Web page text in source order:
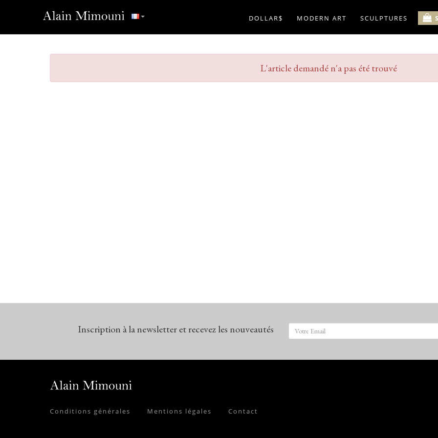
DOLLAR$ MODERN ART SCULPTURES
L'article demandé n'a pas été trouvé
Inscription à la newsletter et recevez les nouveautés
Conditions générales Mentions légales Contact